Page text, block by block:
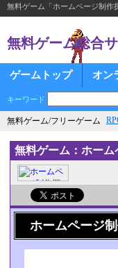
無料ゲーム「ホームページ制作
無料ゲーム総合
ゲームトップ オン
キーワード
無料ゲーム/フリーゲーム
無料ゲーム：ホー
ホームページ